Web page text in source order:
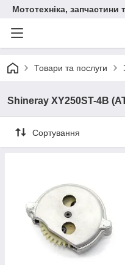
Мототехніка, запчастини
Товари та послуги
Shineray XY250ST-4B
Сортування